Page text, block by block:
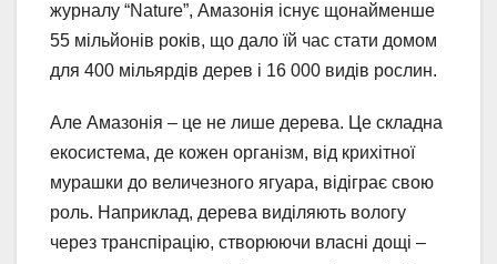
журналу “Nature”, Амазонія існує щонайменше
55 мільйонів років, що дало їй час стати домом
для 400 мільярдів дерев і 16 000 видів рослин.
Але Амазонія – це не лише дерева. Це складна
екосистема, де кожен організм, від крихітної
мурашки до величезного ягуара, відіграє свою
роль. Наприклад, дерева виділяють вологу
через транспірацію, створюючи власні дощі –